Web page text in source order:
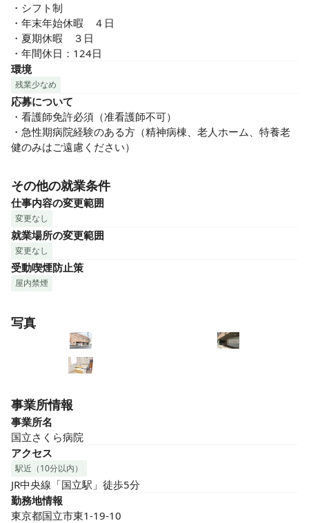
・シフト制
・年末年始休暇　４日
・夏期休暇　３日
・年間休日：124日
環境
残業少なめ
応募について
・看護師免許必須（准看護師不可）
・急性期病院経験のある方（精神病棟、老人ホーム、特養老
健のみはご遠慮ください）
その他の就業条件
仕事内容の変更範囲
変更なし
就業場所の変更範囲
変更なし
受動喫煙防止策
屋内禁煙
写真
事業所情報
事業所名
国立さくら病院
アクセス
駅近（10分以内）
JR中央線「国立駅」徒歩5分
勤務地情報
東京都国立市東1-19-10